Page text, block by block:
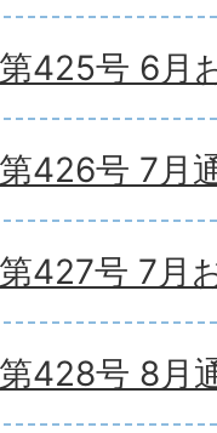
425号 6月
426号 7月
427号 7月
428号 8月